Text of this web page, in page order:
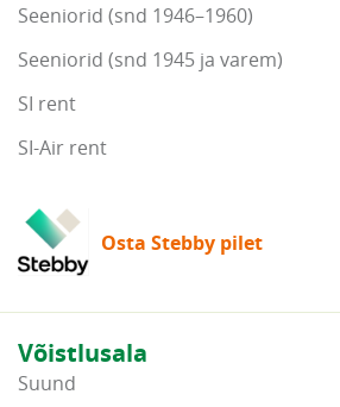
Seeniorid (snd 1946–1960)
Seeniorid (snd 1945 ja varem)
SI rent
SI-Air rent
Osta Stebby pilet
Võistlusala
Suund